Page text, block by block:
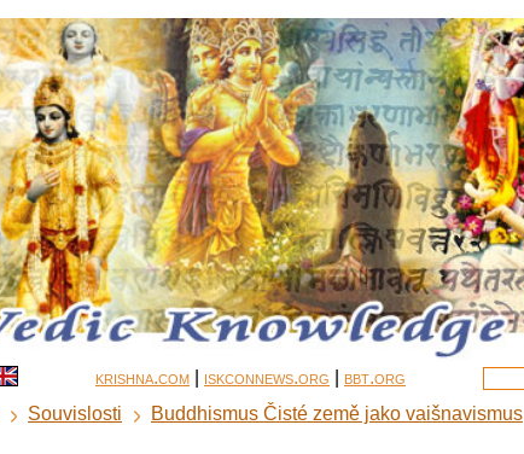
krishna.com iskconnews.org bbt.org
Souvislosti Buddhismus Čisté země jako vaišnavismus